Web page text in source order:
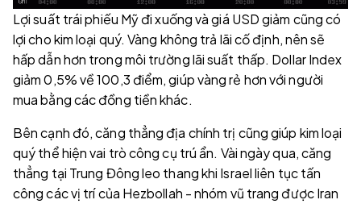
Lợi suất trái phiếu Mỹ đi xuống và giá USD giảm cũng có
lợi cho kim loại quý. Vàng không trả lãi cố định, nên sẽ
hấp dẫn hơn trong môi trường lãi suất thấp. Dollar Index
giảm 0,5% về 100,3 điểm, giúp vàng rẻ hơn với người
mua bằng các đồng tiền khác.
Bên cạnh đó, căng thẳng địa chính trị cũng giúp kim loại
quý thể hiện vai trò công cụ trú ẩn. Vài ngày qua, căng
thẳng tại Trung Đông leo thang khi Israel liên tục tấn
công các vị trí của Hezbollah - nhóm vũ trang được Iran